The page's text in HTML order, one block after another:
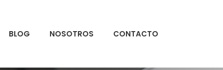
BLOG NOSOTROS CONTACTO